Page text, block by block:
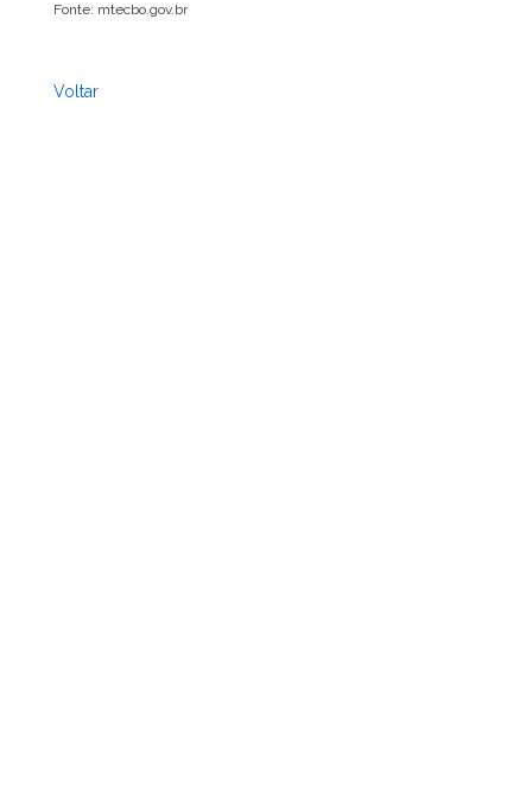
Fonte: mtecbo.gov.br
Voltar